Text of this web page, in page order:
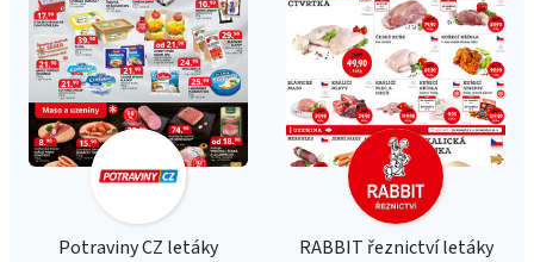
Potraviny CZ letáky RABBIT řeznictví letáky